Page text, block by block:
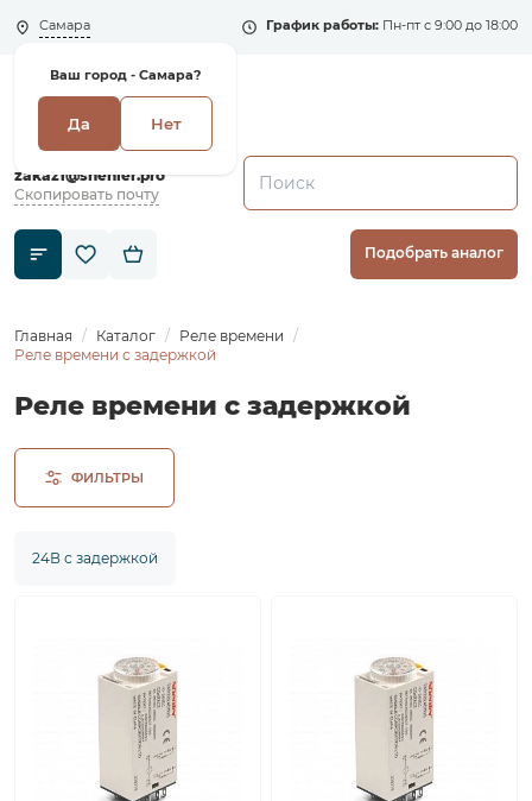
Самара
Ваш город - Самара?
Да Нет
График работы: Пн-пт с 9:00 до 18:00
+7 (495) 135-135-5
zakaz1@shenler.pro
Скопировать почту
Подобрать аналог
Главная Каталог
Реле времени
Реле времени с задержкой
Реле времени с задержкой
ФИЛЬТРЫ
24В с задержкой